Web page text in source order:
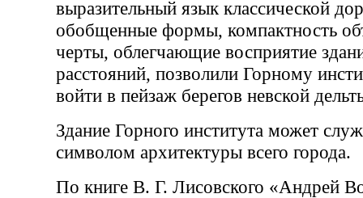
выразительный язык классической
обобщенные формы, компактность
черты, облегчающие восприятие
расстояний, позволили Горному
войти в пейзаж берегов невской
Здание Горного института может
символом архитектуры всего города.
По книге В. Г. Лисовского «Андрей